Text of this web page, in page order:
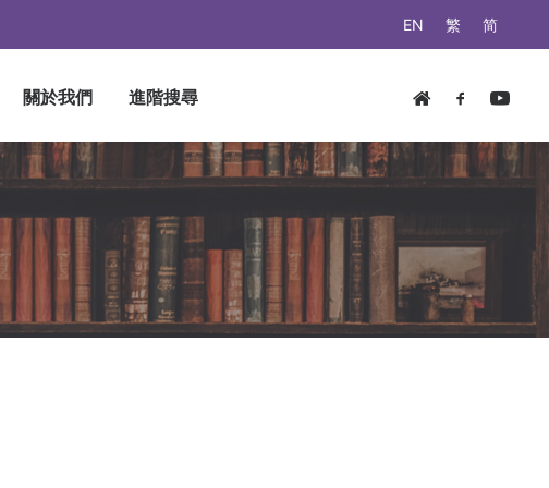
EN 繁 简
關於我們 進階搜尋